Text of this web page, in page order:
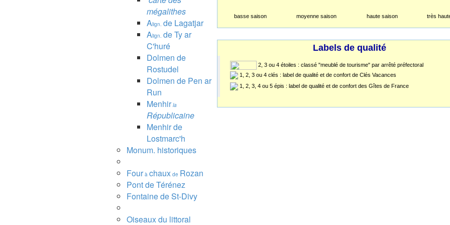
mégalithes
Align. de Lagatjar
Align. de Ty ar
C'huré
Dolmen de
Rostudel
Dolmen de Pen ar
Run
Menhir la
Républicaine
Menhir de
Lostmarc'h
Monum. historiques
Four à chaux de Rozan
Pont de Térénez
Fontaine de St-Divy
Oiseaux du littoral
basse saison moyenne saison haute saison très
Labels de qualité
2, 3 ou 4 étoiles : classé "meublé de tourisme" par arrêté préfectoral
1, 2, 3 ou 4 clés : label de qualité et de confort de Clés Vacances
1, 2, 3, 4 ou 5 épis : label de qualité et de confort des Gîtes de France